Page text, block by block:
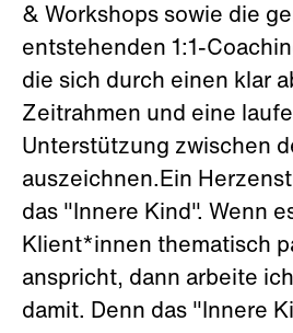
& Workshops sowie die
entstehenden 1:1-
die sich durch einen klar
Zeitrahmen und eine
Unterstützung zwischen
auszeichnen.Ein
das "Innere Kind". Wenn
Klient*innen thematisch
anspricht, dann arbeite
damit. Denn das "Innere